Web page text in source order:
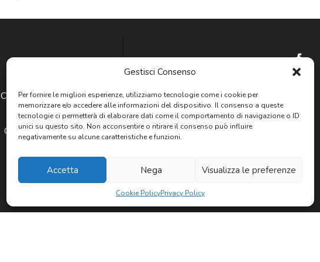
Gestisci Consenso
Per fornire le migliori esperienze, utilizziamo tecnologie come i cookie per
memorizzare e/o accedere alle informazioni del dispositivo. Il consenso a queste
tecnologie ci permetterà di elaborare dati come il comportamento di navigazione o ID
unici su questo sito. Non acconsentire o ritirare il consenso può influire
negativamente su alcune caratteristiche e funzioni.
Accetta Nega Visualizza le preferenze
Cookie PolicyPrivacy Policy
Chi siamo
News
Contatti
Newsletter
personali